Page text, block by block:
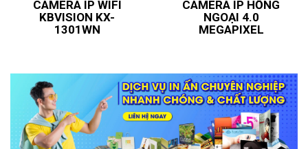
CAMERA IP WIFI
KBVISION KX-
1301WN
CAMERA IP HỒNG
NGOẠI 4.0
MEGAPIXEL